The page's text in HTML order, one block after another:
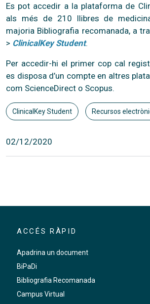
Es pot accedir a la plataforma de
als més de 210 llibres de
majoria Bibliografia recomanada, a
> ClinicalKey Student.
Per accedir-hi el primer cop cal
es disposa d’un compte en altres
com ScienceDirect o Scopus.
ClinicalKey Student Recursos
02/12/2020
ACCÉS RÀPID
Apadrina un document
BiPaDi
Bibliografia Recomanada
Campus Virtual